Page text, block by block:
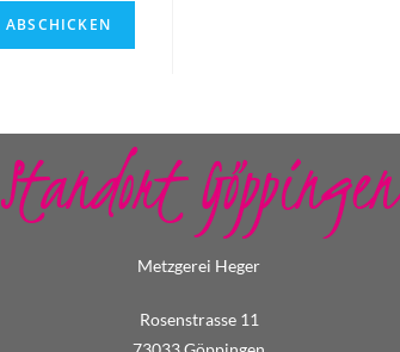
Standort Göppingen
Metzgerei Heger
Rosenstrasse 11